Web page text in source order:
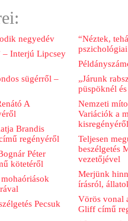
negyedév
– Interjú Lipcsey
sügérről –
A
Brandis
regényéről
Péter
kötetéről
Pecsuk
“Néztek,
„Járunk
püspöknél
Nemzeti
Variációk a
kisregényéről
Teljesen
beszélgetés
vezetőjével
Merjünk
írásról,
Vörös vonal
Gliff című